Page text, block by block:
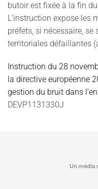
butoir est fixée à la fin
L’instruction expose les
préfets, si nécessaire,
territoriales défaillantes
Instruction du 28
la directive européenne
gestion du bruit dans
DEVP1131330J